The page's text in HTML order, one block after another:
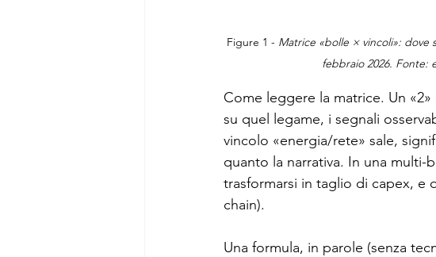
Figure 1 - Matrice «bolle × vincoli»: dove
febbraio 2026. Fonte:
Come leggere la matrice. Un
su quel legame, i segnali
vincolo «energia/rete» sale,
quanto la narrativa. In una
trasformarsi in taglio di capex, e
chain).
Una formula, in parole (senza